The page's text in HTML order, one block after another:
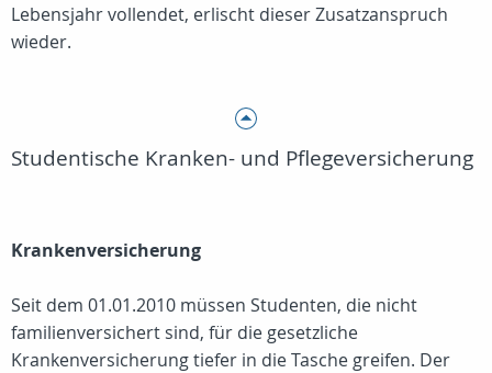
Lebensjahr vollendet, erlischt dieser Zusatzanspruch
wieder.
Studentische Kranken- und Pflegeversicherung
Krankenversicherung
Seit dem 01.01.2010 müssen Studenten, die nicht
familienversichert sind, für die gesetzliche
Krankenversicherung tiefer in die Tasche greifen. Der